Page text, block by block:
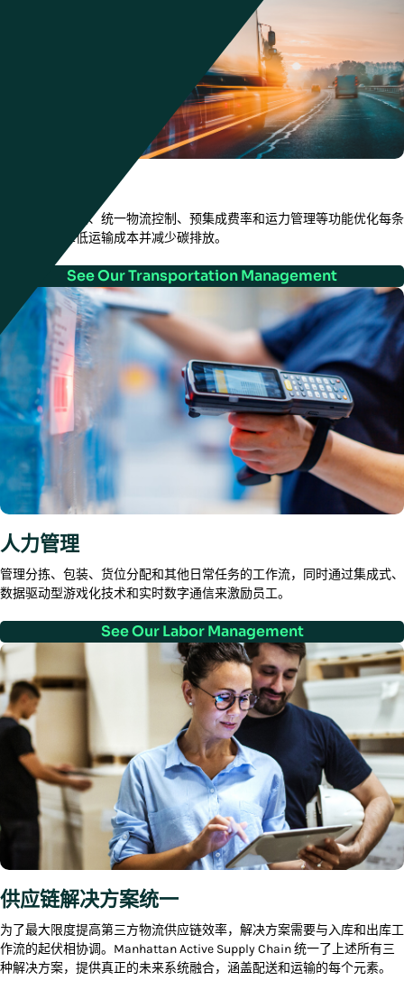
通过多模式优化、统一物流控制、预集成费率和运力管理等功能优化每条
路线，旨在降低运输成本并减少碳排放。
See Our Transportation Management
人力管理
管理分拣、包装、货位分配和其他日常任务的工作流，同时通过集成式、
数据驱动型游戏化技术和实时数字通信来激励员工。
See Our Labor Management
供应链解决方案统一
为了最大限度提高第三方物流供应链效率，解决方案需要与入库和出库工
作流的起伏相协调。Manhattan Active Supply Chain 统一了上述所有三
种解决方案，提供真正的未来系统融合，涵盖配送和运输的每个元素。